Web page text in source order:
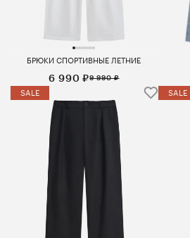
БРЮКИ СПОРТИВНЫЕ ЛЕТНИЕ
6 990 ₽9 990 ₽
SALE SALE